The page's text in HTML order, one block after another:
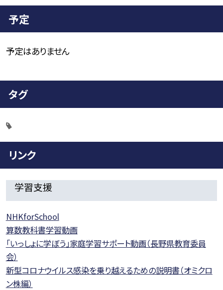
予定
予定はありません
タグ
リンク
学習支援
NHKforSchool
算数教科書学習動画
「いっしょに学ぼう」家庭学習サポート動画（長野県教育委員
会）
新型コロナウイルス感染を乗り越えるための説明書（オミクロ
ン株編）